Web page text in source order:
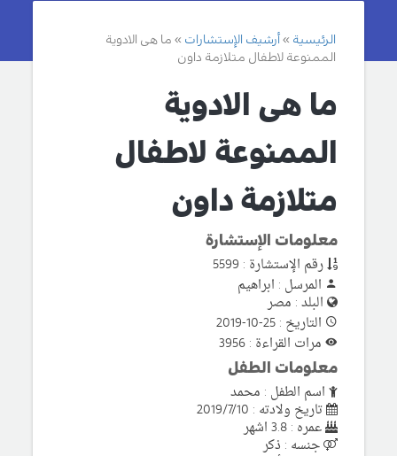
الرئيسية أرشيف الإستشارات
ما هى الادوية
الممنوعة لاطفال متلازمة داون
ما هى الادوية
الممنوعة لاطفال
متلازمة داون
معلومات الإستشارة
رقم الإستشارة : 5599
المرسل : ابراهيم
البلد : مصر
التاريخ : 25-10-2019
مرات القراءة : 3956
معلومات الطفل
اسم الطفل : محمد
تاريخ ولادته : 2019/7/10
عمره : 3.8 اشهر
جنسه : ذكر